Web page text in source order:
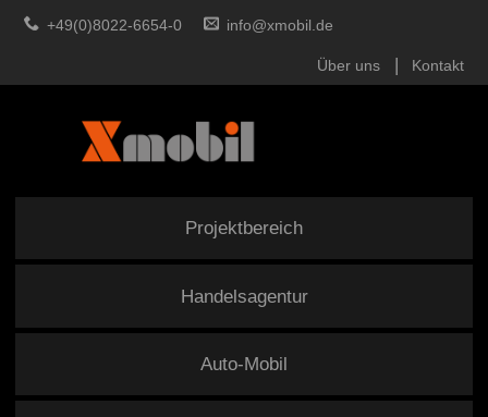
+49(0)8022-6654-0 info@xmobil.de
Über uns Kontakt
Projektbereich
Handelsagentur
Auto-Mobil